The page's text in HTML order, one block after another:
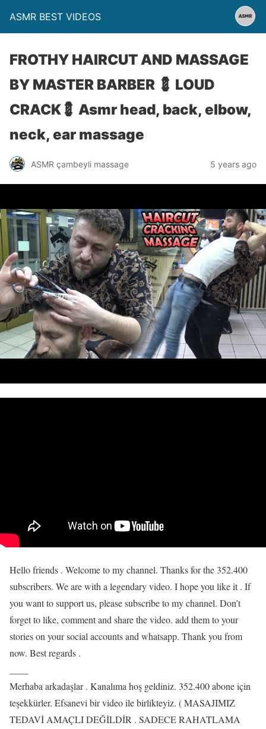
ASMR BEST VIDEOS
FROTHY HAIRCUT AND MASSAGE
BY MASTER BARBER 💈 LOUD
CRACK💈 Asmr head, back, elbow,
neck, ear massage
ASMR çambeyli massage 5 years ago
Hello friends . Welcome to my channel. Thanks for the 352.400
subscribers. We are with a legendary video. I hope you like it . If
you want to support us, please subscribe to my channel. Don’t
forget to like, comment and share the video. add them to your
stories on your social accounts and whatsapp. Thank you from
now. Best regards .
Merhaba arkadaşlar . Kanalıma hoş geldiniz. 352.400 abone için
teşekkürler. Efsanevi bir video ile birlikteyiz. ( MASAJIMIZ
TEDAVİ AMAÇLI DEĞİLDİR . SADECE RAHATLAMA